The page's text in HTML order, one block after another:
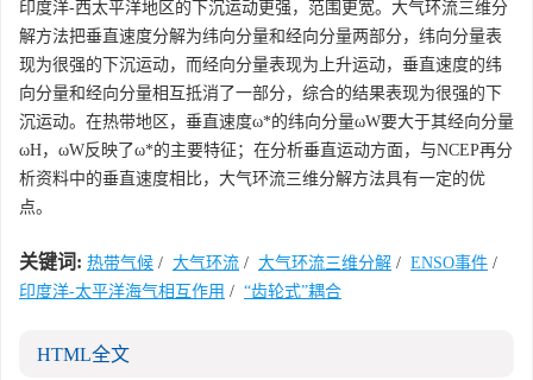
印度洋-西太平洋地区的下沉运动更强，范围更宽。大气环流三维分
解方法把垂直速度分解为纬向分量和经向分量两部分，纬向分量表
现为很强的下沉运动，而经向分量表现为上升运动，垂直速度的纬
向分量和经向分量相互抵消了一部分，综合的结果表现为很强的下
沉运动。在热带地区，垂直速度ω*的纬向分量ωW要大于其经向分量
ωH，ωW反映了ω*的主要特征；在分析垂直运动方面，与NCEP再分
析资料中的垂直速度相比，大气环流三维分解方法具有一定的优
点。
关键词: 热带气候 / 大气环流 / 大气环流三维分解 / ENSO事件 /
印度洋-太平洋海气相互作用 / “齿轮式”耦合
HTML全文